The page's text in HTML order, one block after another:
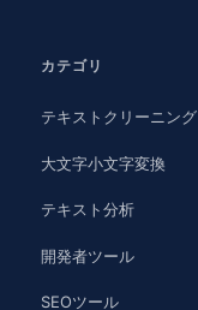
カテゴリ
テキストクリーニング
大文字小文字変換
テキスト分析
開発者ツール
SEOツール